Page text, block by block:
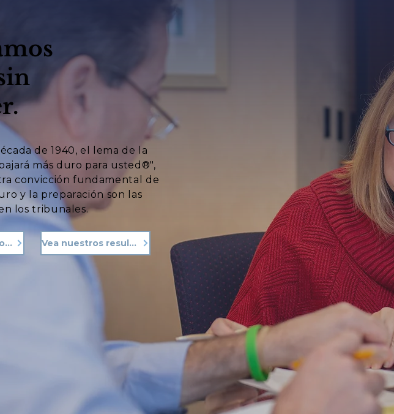
de 1940, el lema de la
más duro para usted®",
convicción fundamental de
y la preparación son las
los tribunales.
Conozca a nuestro equipo Vea nuestros resultados